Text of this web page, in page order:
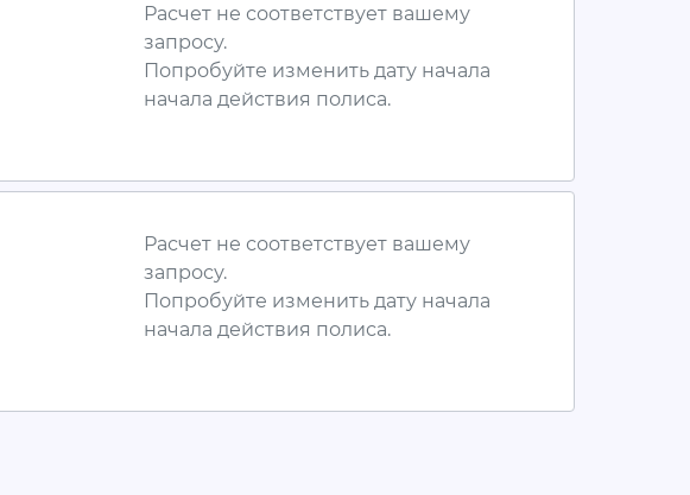
Расчет не соответствует вашему
запросу.
Попробуйте изменить дату начала
начала действия полиса.
Расчет не соответствует вашему
запросу.
Попробуйте изменить дату начала
начала действия полиса.